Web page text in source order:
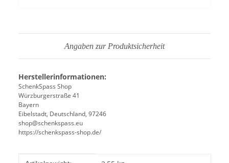
Angaben zur Produktsicherheit
Herstellerinformationen:
SchenkSpass Shop
Würzburgerstraße 41
Bayern
Eibelstadt, Deutschland, 97246
shop@schenkspass.eu
https://schenkspass-shop.de/